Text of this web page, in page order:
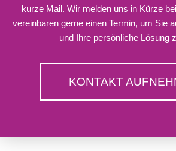
kurze Mail. Wir melden uns in Kürze
vereinbaren gerne einen Termin, um Sie
und Ihre persönliche Lösung
KONTAKT